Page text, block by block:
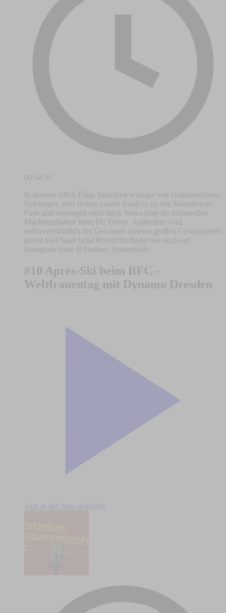
00:34:59
In unserer elften Folge berichten weniger von ereignisreichen
Spieltagen, aber liefern unsere Analyse zu den Mannheimer
Fans und versorgen euch mich News über die kriminellen
Machenschaften beim FC Düren. Außerdem wird
selbstverständlich der Gewinner unseres großen Gewinnspiels
gelost.Viel Spaß beim Hören!Ihr findet uns auch auf
Instagram unter @Stadion_Stammtisch.
#10 Après-Ski beim BFC -
Weltfrauentag mit Dynamo Dresden
Jetzt in der App abspielen